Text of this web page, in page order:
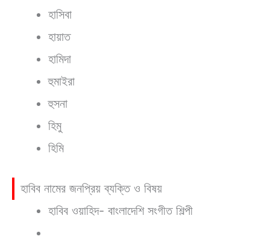
হাসিবা
হায়াত
হামিদা
হুমাইরা
হুসনা
হিমু
হিমি
হাবিব নামের জনপ্রিয় ব্যক্তি ও বিষয়
হাবিব ওয়াহিদ- বাংলাদেশি সংগীত শিল্পী